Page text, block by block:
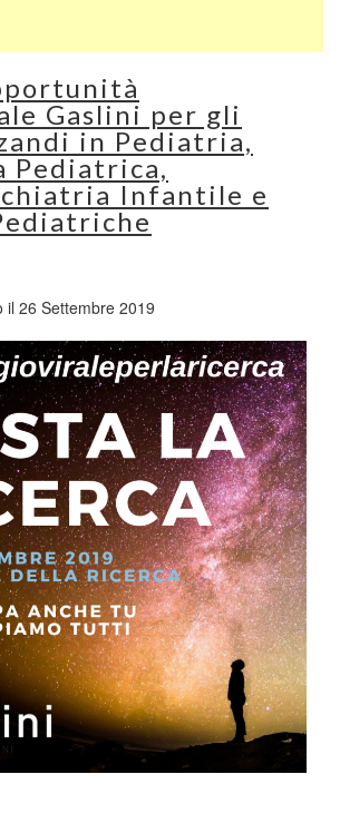
Gaslini per gli
in Pediatria,
Pediatrica,
Infantile e
il 26 Settembre 2019